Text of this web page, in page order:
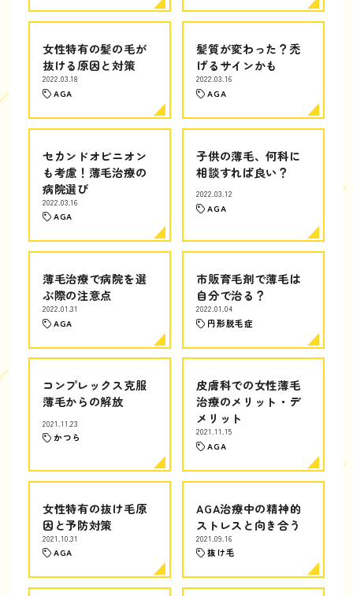
女性特有の髪の毛が
抜ける原因と対策
2022.03.18
AGA
髪質が変わった？禿
げるサインかも
2022.03.16
AGA
セカンドオピニオン
も考慮！薄毛治療の
病院選び
2022.03.16
AGA
子供の薄毛、何科に
相談すれば良い？
2022.03.12
AGA
薄毛治療で病院を選
ぶ際の注意点
2022.01.31
AGA
市販育毛剤で薄毛は
自分で治る？
2022.01.04
円形脱毛症
コンプレックス克服
薄毛からの解放
2021.11.23
かつら
皮膚科での女性薄毛
治療のメリット・デ
メリット
2021.11.15
AGA
女性特有の抜け毛原
因と予防対策
2021.10.31
AGA
AGA治療中の精神的
ストレスと向き合う
2021.09.16
抜け毛